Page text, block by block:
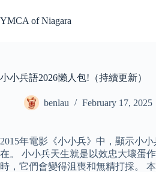
to
content
YMCA of Niagara
小小兵語2026懶人包!（持續更新）
benlau February 17, 2025
2015年電影《小小兵》中，顯示小
在。 小小兵天生就是以效忠大壞蛋
時，它們會變得沮喪和無精打採。